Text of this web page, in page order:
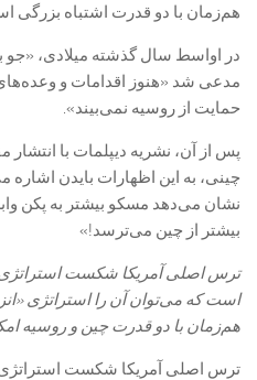
هم‌زمان با دو قدرت اشتباه بزرگی
در اواسط سال گذشته میلادی، «جو
مدعی شد «هنوز اقدامات و
حمایت از روسیه نمی‌بیند».
پس از آن، نشریه دیپلمات با
چینی، به این اظهارات بایدن
نشان می‌دهد مسکو بیشتر به پکن
بیشتر از چین می‌ترسد!»
ترس اصلی آمریکا شکست استراتژی
است که می‌توان آن را استراتژی
هم‌زمان با دو قدرت چین و روسیه
ترس اصلی آمریکا شکست استراتژی